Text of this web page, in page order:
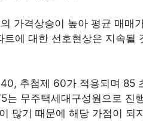
가격상승이 높아 평균 매매
에 대한 선호현상은 지속될
추첨제 60가 적용되며 85
무주택세대구성원으로 진
많기 때문에 해당 가점이 되